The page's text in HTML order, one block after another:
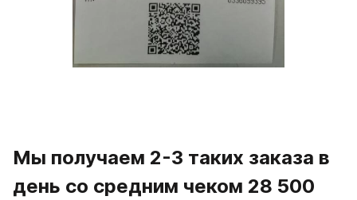
Мы получаем 2-3 таких заказа в
день со средним чеком 28 500